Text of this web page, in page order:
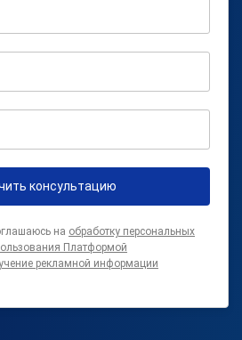
консультацию
на обработку персональных
Платформой
рекламной информации